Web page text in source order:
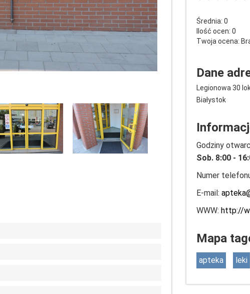
Średnia: 0
Ilość ocen: 0
Twoja ocena:
Dane
Legionowa 30
Białystok
Godziny
Sob. 8:00 -
Numer
E-mail:
WWW: http://
Mapa
apteka leki